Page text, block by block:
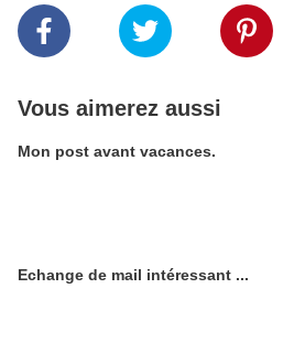
Vous aimerez aussi
Mon post avant vacances.
Echange de mail intéressant ...